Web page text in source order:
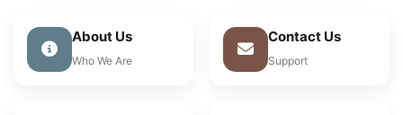
About Us
Who We Are
Contact Us
Support